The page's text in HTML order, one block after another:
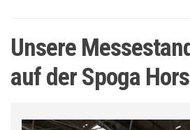
Unsere
auf der Spoga